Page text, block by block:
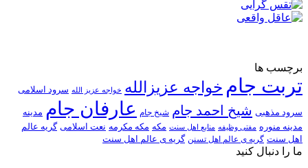
برچسب ها
تربت جام خواجه عزیزالله خواجه عزیز الله سرود اسلامی
سرود مذهبی شیخ احمد جام شیخ جام عارفان جام مدینه
مدینه منوره مفتی وظیفه منابع اهل سنت مکه مکه مکرمه نعت اسلامی گریه عالم
اهل سنت گریه ی عالم اهل تسنن گریه ی عالم اهل سنت
ما را دنبال کنید